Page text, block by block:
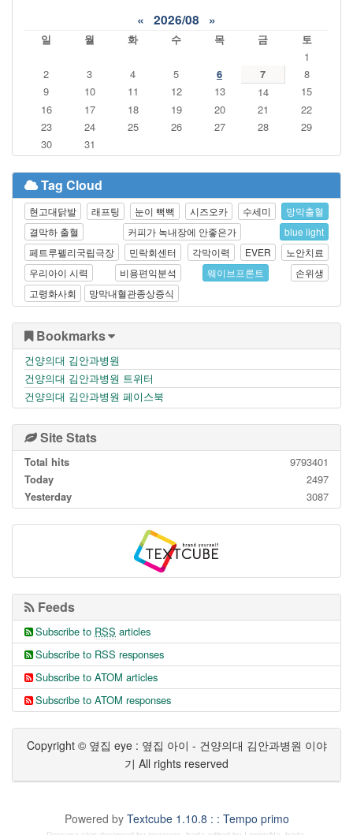
« 2026/08 »
일 월 화 수 목 금
토
1
2
3 4 5 6 7
8
9
10 11 12 13 14
15
16
17 18 19 20 21
22
23
24 25 26 27 28
29
30
31
Tag Cloud
현고대닭발 래프팅 눈이 뻑뻑 시즈오카 수세미
망막출혈
결막하 출혈
커피가 녹내장에 안좋은가
blue light
페트루펠리국립극장
민락회센터 각막이력 EVER
노안치료
우리아이 시력
비용편익분석 웨이브프론트
손위생
고령화사회
망막내혈관종상증식
Bookmarks
건양의대 김안과병원
건양의대 김안과병원 트위터
건양의대 김안과병원 페이스북
Site Stats
Total hits
9793401
Today
2497
Yesterday
3087
Feeds
Subscribe to RSS articles
Subscribe to RSS responses
Subscribe to ATOM articles
Subscribe to ATOM responses
Copyright © 옆집 eye : 옆집 아이 - 건양의대 김안과병원 이야
기 All rights reserved
Powered by Textcube 1.10.8 : : Tempo primo